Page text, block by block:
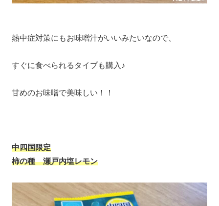
熱中症対策にもお味噌汁がいいみたいなので、
すぐに食べられるタイプも購入♪
甘めのお味噌で美味しい！！
中四国限定
柿の種 瀬戸内塩レモン